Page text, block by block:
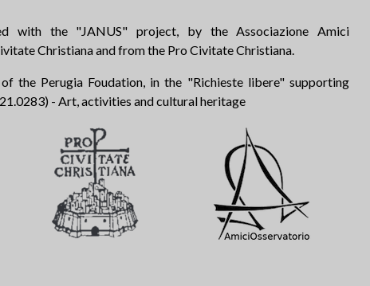
with the "JANUS" project, by the Associazione Amici
Christiana and from the Pro Civitate Christiana.
the Perugia Foudation, in the "Richieste libere" supporting
- Art, activities and cultural heritage